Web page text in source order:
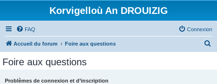
Korvigelloù An DROUIZIG
FAQ Connexion
Accueil du forum Foire aux questions
Foire aux questions
Problèmes de connexion et d’inscription